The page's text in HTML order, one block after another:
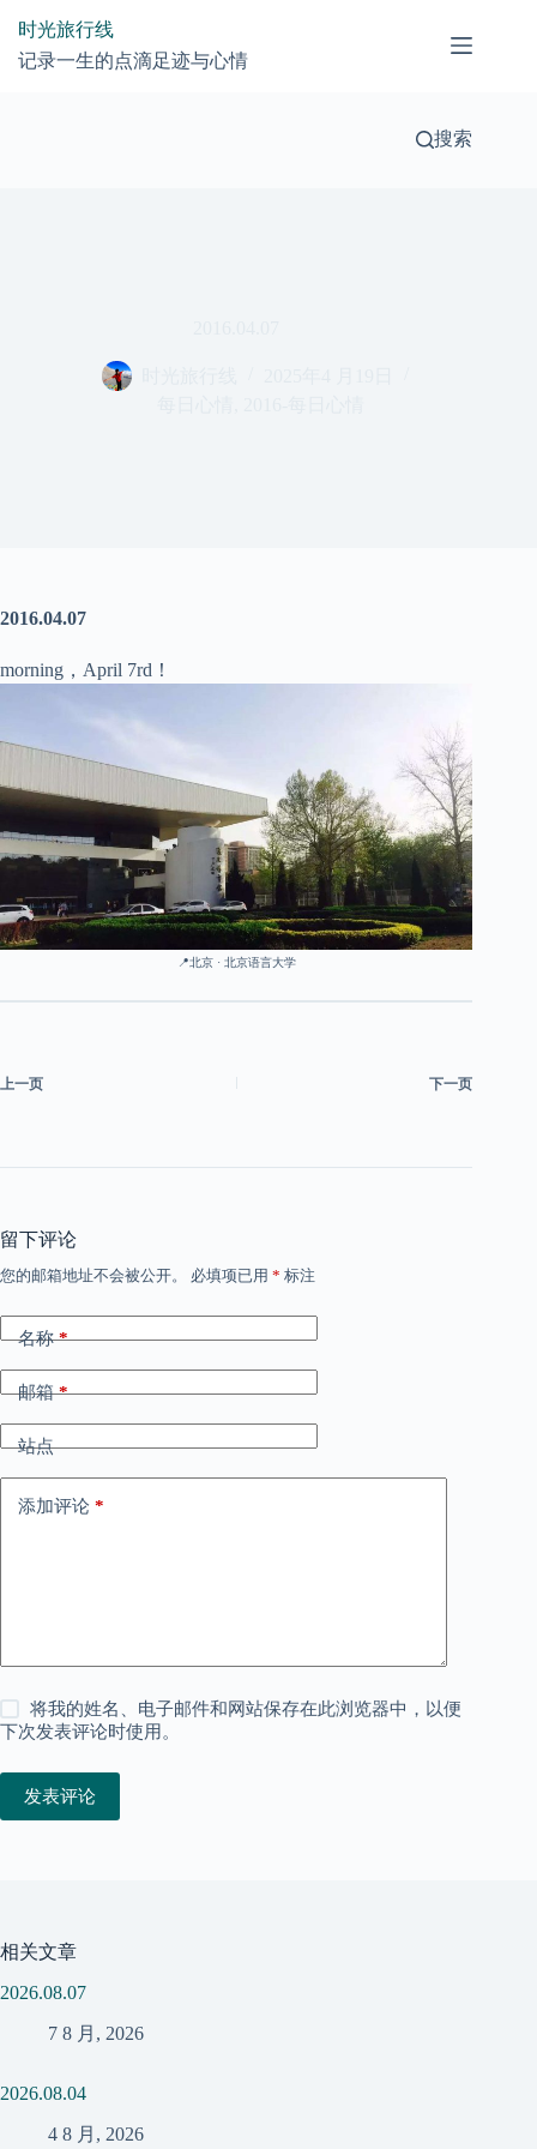
时光旅行线
记录一生的点滴足迹与心情
搜索
2016.04.07
morning，April 7rd！
📍北京 · 北京语言大学
上一页 下一页
留下评论
您的邮箱地址不会被公开。 必填项已用 * 标注
名称*
邮箱*
站点
添加评论 *
将我的姓名、电子邮件和网站保存在此浏览器中，以便
下次发表评论时使用。
发表评论
相关文章
2026.08.07
7 8 月, 2026
2026.08.04
4 8 月, 2026